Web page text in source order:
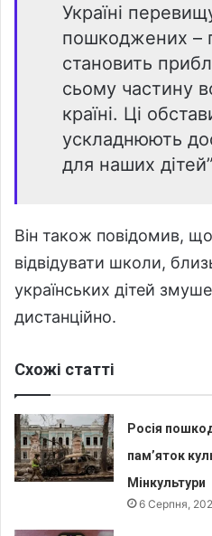
Україні
пошкоджених –
становить
сьому частину
країні. Ці
ускладнюють
для наших
Він також повідомив,
відвідувати школи,
українських дітей
дистанційно.
Схожі статті
Росія
пам’яток
Мінкультури
6 Серпня,